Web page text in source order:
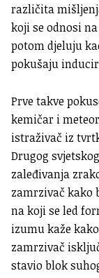
različita
koji se odnosi
potom djeluju
pokušaju
Prve takve
kemičar i
istraživač iz
Drugog
zaleđivanja
zamrzivač kako
na koji se led
izumu kaže
zamrzivač
stavio blok